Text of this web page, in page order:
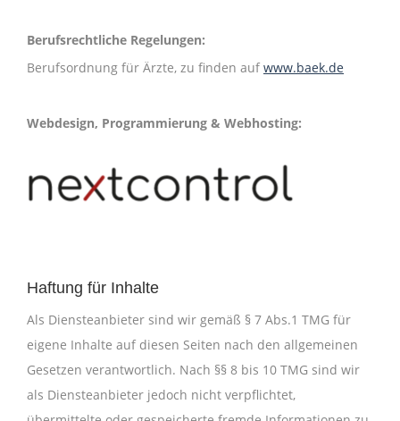
Berufsrechtliche Regelungen:
Berufsordnung für Ärzte, zu finden auf www.baek.de
Webdesign, Programmierung & Webhosting:
Haftung für Inhalte
Als Diensteanbieter sind wir gemäß § 7 Abs.1 TMG für
eigene Inhalte auf diesen Seiten nach den allgemeinen
Gesetzen verantwortlich. Nach §§ 8 bis 10 TMG sind wir
als Diensteanbieter jedoch nicht verpflichtet,